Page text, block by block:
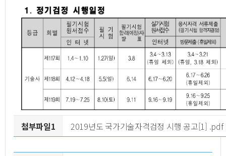
첨부파일1 2019년도 국가기술자격검정 시행 공고[1] .pdf